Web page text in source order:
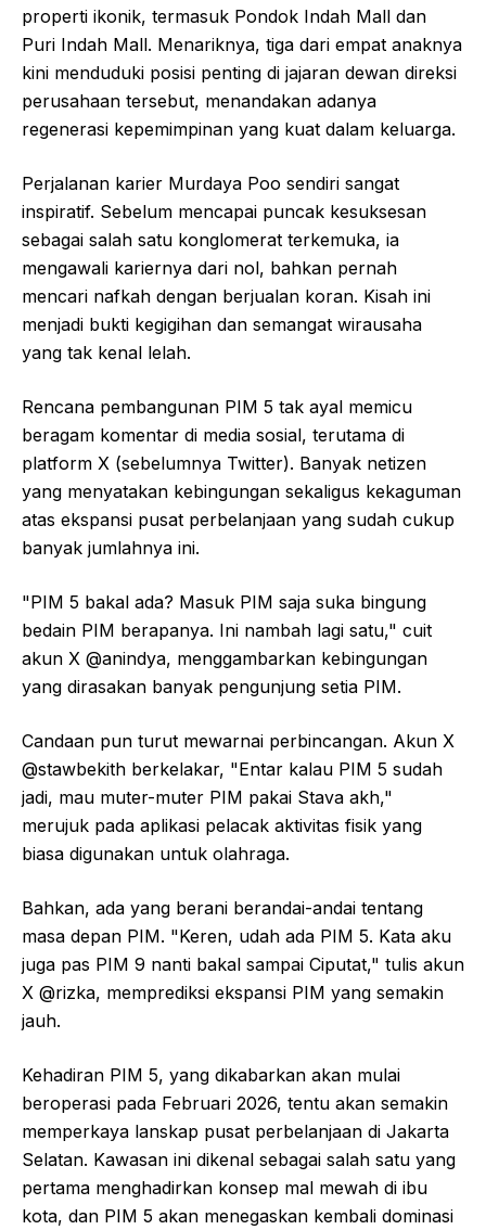
properti ikonik, termasuk Pondok Indah Mall dan
Puri Indah Mall. Menariknya, tiga dari empat anaknya
kini menduduki posisi penting di jajaran dewan direksi
perusahaan tersebut, menandakan adanya
regenerasi kepemimpinan yang kuat dalam keluarga.
Perjalanan karier Murdaya Poo sendiri sangat
inspiratif. Sebelum mencapai puncak kesuksesan
sebagai salah satu konglomerat terkemuka, ia
mengawali kariernya dari nol, bahkan pernah
mencari nafkah dengan berjualan koran. Kisah ini
menjadi bukti kegigihan dan semangat wirausaha
yang tak kenal lelah.
Rencana pembangunan PIM 5 tak ayal memicu
beragam komentar di media sosial, terutama di
platform X (sebelumnya Twitter). Banyak netizen
yang menyatakan kebingungan sekaligus kekaguman
atas ekspansi pusat perbelanjaan yang sudah cukup
banyak jumlahnya ini.
"PIM 5 bakal ada? Masuk PIM saja suka bingung
bedain PIM berapanya. Ini nambah lagi satu," cuit
akun X @anindya, menggambarkan kebingungan
yang dirasakan banyak pengunjung setia PIM.
Candaan pun turut mewarnai perbincangan. Akun X
@stawbekith berkelakar, "Entar kalau PIM 5 sudah
jadi, mau muter-muter PIM pakai Stava akh,"
merujuk pada aplikasi pelacak aktivitas fisik yang
biasa digunakan untuk olahraga.
Bahkan, ada yang berani berandai-andai tentang
masa depan PIM. "Keren, udah ada PIM 5. Kata aku
juga pas PIM 9 nanti bakal sampai Ciputat," tulis akun
X @rizka, memprediksi ekspansi PIM yang semakin
jauh.
Kehadiran PIM 5, yang dikabarkan akan mulai
beroperasi pada Februari 2026, tentu akan semakin
memperkaya lanskap pusat perbelanjaan di Jakarta
Selatan. Kawasan ini dikenal sebagai salah satu yang
pertama menghadirkan konsep mal mewah di ibu
kota, dan PIM 5 akan menegaskan kembali dominasi